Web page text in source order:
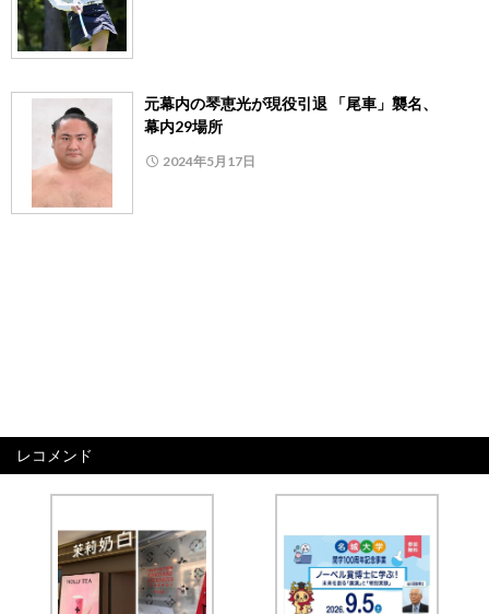
元幕内の琴恵光が現役引退 「尾車」襲名、
幕内29場所
2024年5月17日
レコメンド